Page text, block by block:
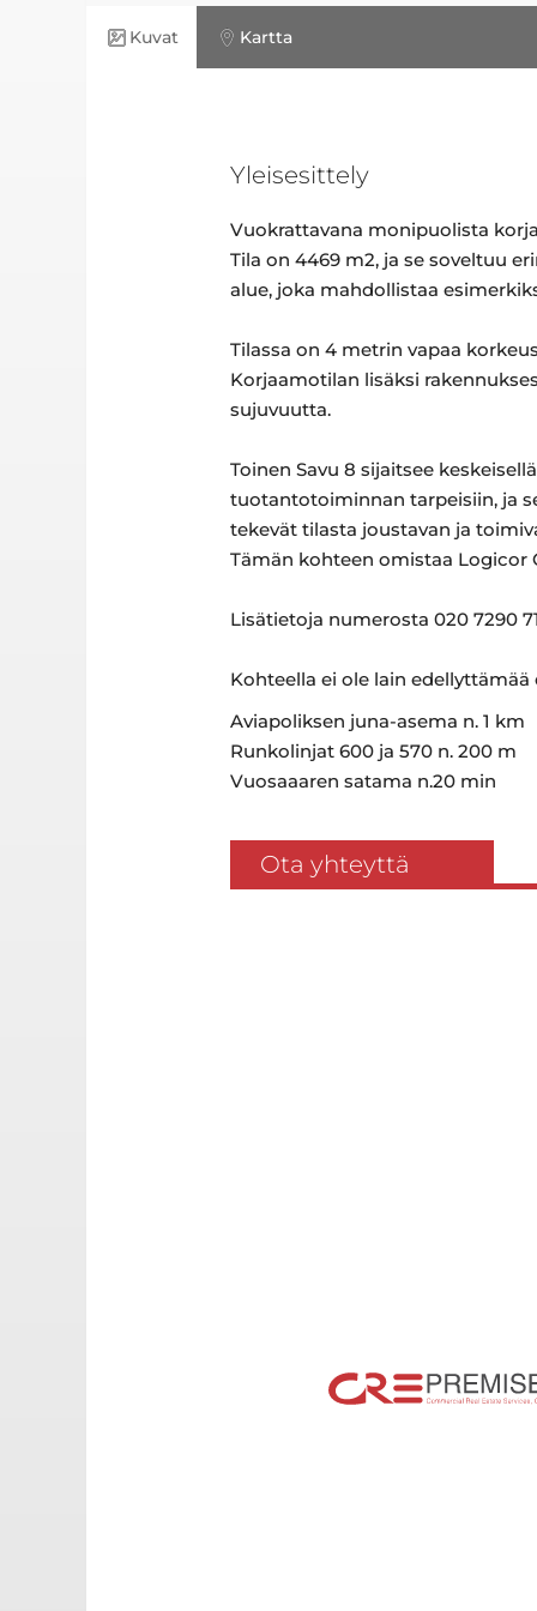
Kuvat Kartta
Yleisesittely
Vuokrattavana monipuolista
Tila on 4469 m2, ja se soveltuu
alue, joka mahdollistaa
Tilassa on 4 metrin vapaa
Korjaamotilan lisäksi
sujuvuutta.
Toinen Savu 8 sijaitsee
tuotantotoiminnan tarpeisiin, ja
tekevät tilasta joustavan ja
Tämän kohteen omistaa Logicor
Lisätietoja numerosta 020 7290
Kohteella ei ole lain
Aviapoliksen juna-asema n. 1 km
Runkolinjat 600 ja 570 n. 200 m
Vuosaaaren satama n.20 min
Ota yhteyttä